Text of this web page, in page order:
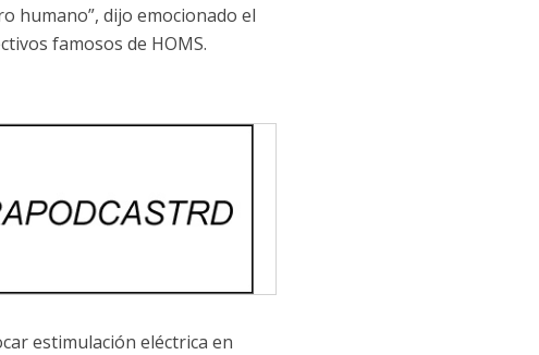
humano”, dijo emocionado el
famosos de HOMS.
estimulación eléctrica en